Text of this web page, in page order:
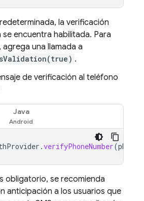
la verificación
encuentra habilitada. Para
agrega una llamada a
.
de verificación al teléfono
Java
.verifyPhoneNumber(
obligatorio, se recomienda
anticipación a los usuarios que